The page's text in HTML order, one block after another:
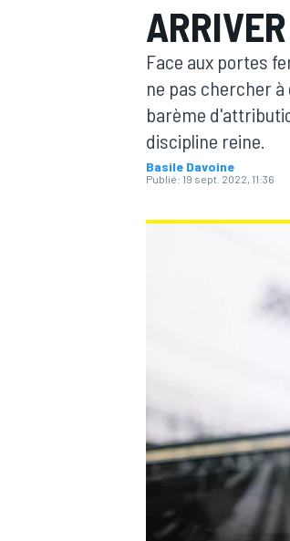
MOTOGP
WRC
Face aux portes
ne pas chercher
barème
discipline reine.
Basile Davoine
Publié: 19 sept. 2022, 11:36